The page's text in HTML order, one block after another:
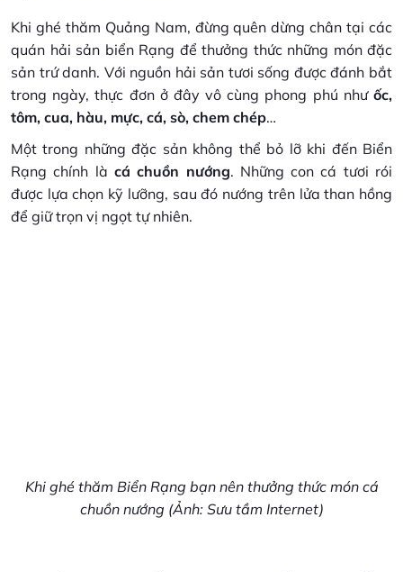
Khi ghé thăm Quảng Nam, đừng quên dừng chân tại các
quán hải sản biển Rạng để thưởng thức những món đặc
sản trứ danh. Với nguồn hải sản tươi sống được đánh bắt
trong ngày, thực đơn ở đây vô cùng phong phú như ốc,
tôm, cua, hàu, mực, cá, sò, chem chép…
Một trong những đặc sản không thể bỏ lỡ khi đến Biển
Rạng chính là cá chuồn nướng. Những con cá tươi rói
được lựa chọn kỹ lưỡng, sau đó nướng trên lửa than hồng
để giữ trọn vị ngọt tự nhiên.
Khi ghé thăm Biển Rạng bạn nên thưởng thức món cá
chuồn nướng (Ảnh: Sưu tầm Internet)